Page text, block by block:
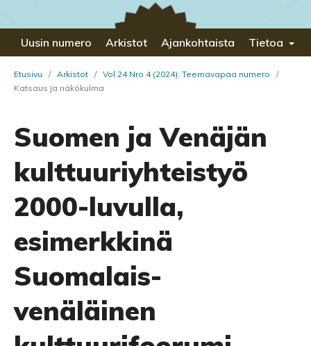
Uusin numero Arkistot Ajankohtaista Tietoa
Etusivu / Arkistot / Vol 24 Nro 4 (2024): Teemavapaa numero
/
Katsaus ja näkökulma
Suomen ja Venäjän
kulttuuriyhteistyö
2000-luvulla,
esimerkkinä
Suomalais-
venäläinen